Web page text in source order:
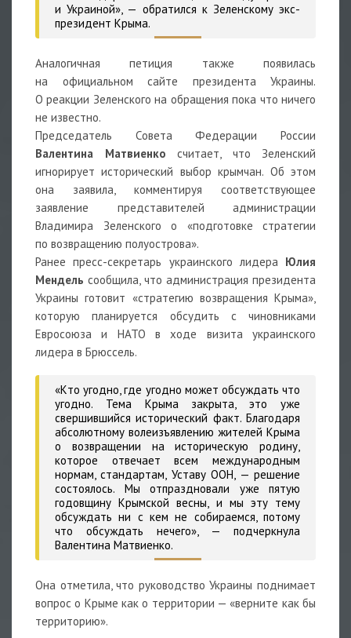
и Украиной», — обратился к Зеленскому экс-
президент Крыма.
Аналогичная петиция также появилась
на официальном сайте президента Украины.
О реакции Зеленского на обращения пока что ничего
не известно.
Председатель Совета Федерации России
Валентина Матвиенко считает, что Зеленский
игнорирует исторический выбор крымчан. Об этом
она заявила, комментируя соответствующее
заявление представителей администрации
Владимира Зеленского о «подготовке стратегии
по возвращению полуострова».
Ранее пресс-секретарь украинского лидера Юлия
Мендель сообщила, что администрация президента
Украины готовит «стратегию возвращения Крыма»,
которую планируется обсудить с чиновниками
Евросоюза и НАТО в ходе визита украинского
лидера в Брюссель.
«Кто угодно, где угодно может обсуждать что
угодно. Тема Крыма закрыта, это уже
свершившийся исторический факт. Благодаря
абсолютному волеизъявлению жителей Крыма
о возвращении на историческую родину,
которое отвечает всем международным
нормам, стандартам, Уставу ООН, — решение
состоялось. Мы отпраздновали уже пятую
годовщину Крымской весны, и мы эту тему
обсуждать ни с кем не собираемся, потому
что обсуждать нечего», — подчеркнула
Валентина Матвиенко.
Она отметила, что руководство Украины поднимает
вопрос о Крыме как о территории — «верните как бы
территорию».